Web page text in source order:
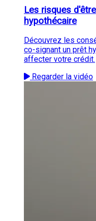
Les risques
hypothécaire
Découvrez les
co-signant un prêt
affecter votre crédit.
Regarder la vidéo